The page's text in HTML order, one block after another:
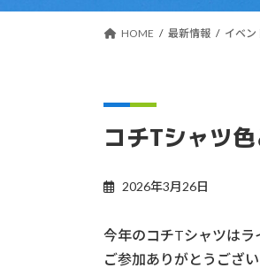
HOME 最新情報 イベン
コチTシャツ
2026年3月26日
今年のコチTシャツはラ
ご参加ありがとうござい